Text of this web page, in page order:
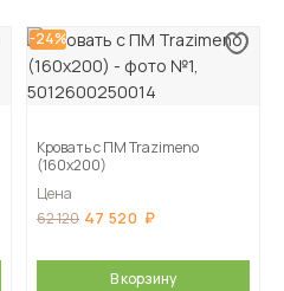
-24%
Кровать с ПМ Trazimeno
(160х200)
Цена
62 120 47 520
В корзину